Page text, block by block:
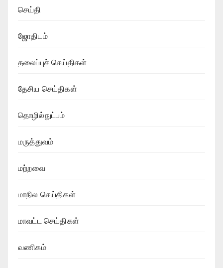
செய்தி
ஜோதிடம்
தலைப்புச் செய்திகள்
தேசிய செய்திகள்
தொழில்நுட்பம்
மருத்துவம்
மற்றவை
மாநில செய்திகள்
மாவட்ட செய்திகள்
வணிகம்